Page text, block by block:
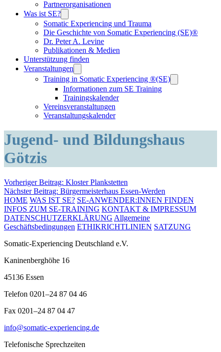
Partnerorganisationen
Was ist SE?
Somatic Experiencing und Trauma
Die Geschichte von Somatic Experiencing (SE)®
Dr. Peter A. Levine
Publikationen & Medien
Unterstützung finden
Veranstaltungen
Training in Somatic Experiencing ®(SE)
Informationen zum SE Training
Trainingskalender
Vereinsveranstaltungen
Veranstaltungskalender
Jugend- und Bildungshaus
Götzis
Beitragsnavigation
Vorheriger Beitrag: Kloster Plankstetten
Nächster Beitrag: Bürgermeisterhaus Essen-Werden
HOME WAS IST SE? SE-ANWENDER:INNEN FINDEN
INFOS ZUM SE-TRAINING KONTAKT & IMPRESSUM
DATENSCHUTZERKLÄRUNG Allgemeine
Geschäftsbedingungen ETHIKRICHTLINIEN SATZUNG
Somatic-Experiencing Deutschland e.V.
Kaninenberghöhe 16
45136 Essen
Telefon 0201–24 87 04 46
Fax 0201–24 87 04 47
info@somatic-experiencing.de
Telefonische Sprechzeiten